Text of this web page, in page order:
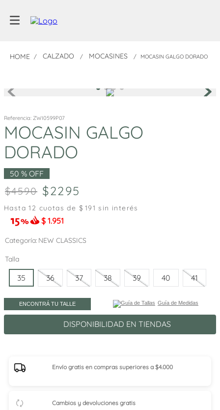
CALZADO MOCASINES MOCASIN GALGO DORADO
Referencia: ZWI0599P07
MOCASIN GALGO
DORADO
50 % OFF
4590 2295
Hasta12 cuotas de $ 191 sin interés
$ 1.951
Categoría NEW CLASSICS
Talla
35 36 37 38 39 40 41
ENCONTRÁ TU TALLE Guía de Medidas
DISPONIBILIDAD EN TIENDAS
Envío gratis en compras superiores a $4.000
Cambios y devoluciones gratis